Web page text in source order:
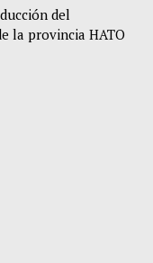
del
la provincia HATO